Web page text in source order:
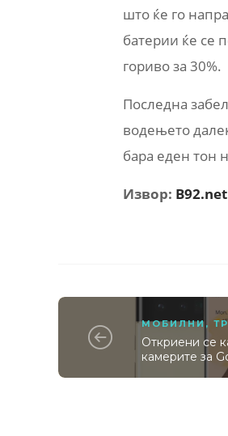
што ќе го
батерии ќе се
гориво за 30%.
Последна
водењето
бара еден тон
Извор: B92.net
МОБИЛНИ ,
Откриени се
камерите за